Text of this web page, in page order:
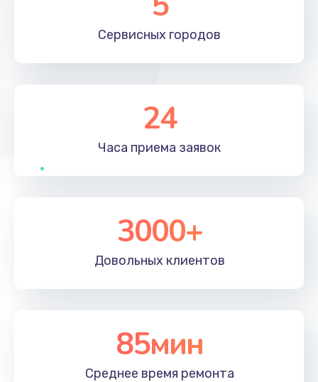
Сервисных городов
24
Часа приема заявок
3000+
Довольных клиентов
85мин
Среднее время ремонта